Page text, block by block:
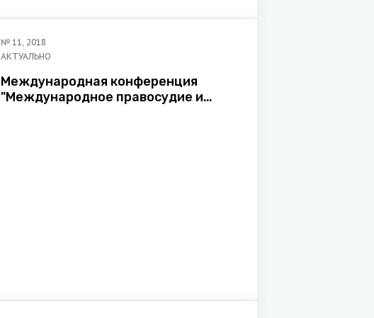
№ 11, 2018
АКТУАЛЬНО
Международная конференция
"Международное правосудие и